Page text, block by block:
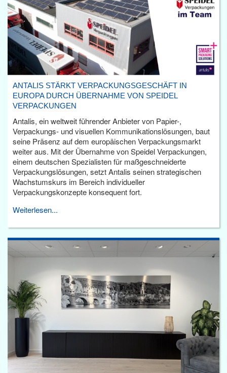
ANTALIS STÄRKT VERPACKUNGSGESCHÄFT IN
EUROPA DURCH ÜBERNAHME VON SPEIDEL
VERPACKUNGEN
Antalis, ein weltweit führender Anbieter von Papier-,
Verpackungs- und visuellen Kommunikationslösungen, baut
seine Präsenz auf dem europäischen Verpackungsmarkt
weiter aus. Mit der Übernahme von Speidel Verpackungen,
einem deutschen Spezialisten für maßgeschneiderte
Verpackungslösungen, setzt Antalis seinen strategischen
Wachstumskurs im Bereich individueller
Verpackungskonzepte konsequent fort.
Weiterlesen...